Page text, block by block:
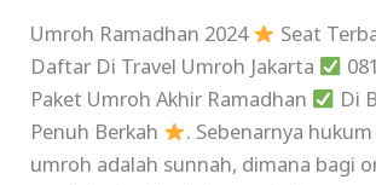
Umroh Ramadhan 2024
Seat
Daftar Di Travel Umroh Jakarta
Paket Umroh Akhir Ramadhan
Di
Penuh Berkah
. Sebenarnya
umroh adalah sunnah, dimana bagi